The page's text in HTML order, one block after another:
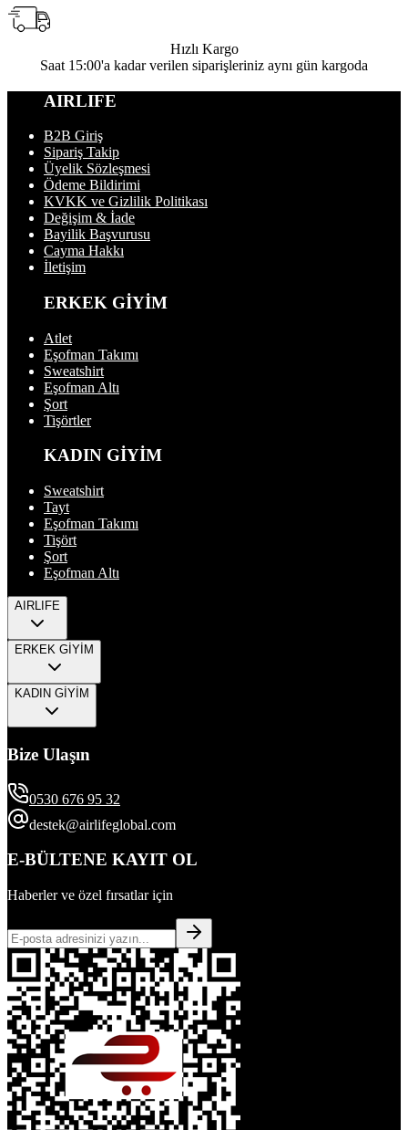
Hızlı Kargo
Saat 15:00'a kadar verilen siparişleriniz aynı gün kargoda
AIRLIFE
B2B Giriş
Sipariş Takip
Üyelik Sözleşmesi
Ödeme Bildirimi
KVKK ve Gizlilik Politikası
Değişim & İade
Bayilik Başvurusu
Cayma Hakkı
İletişim
ERKEK GİYİM
Atlet
Eşofman Takımı
Sweatshirt
Eşofman Altı
Şort
Tişörtler
KADIN GİYİM
Sweatshirt
Tayt
Eşofman Takımı
Tişört
Şort
Eşofman Altı
AIRLIFE
ERKEK GİYİM
KADIN GİYİM
Bize Ulaşın
0530 676 95 32
destek@airlifeglobal.com
E-BÜLTENE KAYIT OL
Haberler ve özel fırsatlar için